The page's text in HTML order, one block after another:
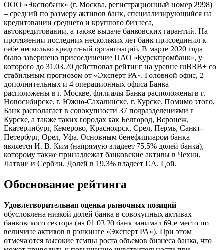
ООО «Экспобанк» (г. Москва, регистрационный номер 2998)
– средний по размеру активов банк, специализирующийся на
кредитовании среднего и крупного бизнеса,
автокредитовании, а также выдаче банковских гарантий. На
протяжении последних нескольких лет банк присоединил к
себе несколько кредитный организаций. В марте 2020 года
было завершено присоединение ПАО «Курскпромбанк», у
которого до 31.03.20 действовал рейтинг на уровне ruBBB+ со
стабильным прогнозом от «Эксперт РА». Головной офис, 2
дополнительных и 4 операционных офиса Банка
расположены в г. Москве, филиалы Банка расположены в г.
Новосибирске, г. Южно-Сахалинске, г. Курске. Помимо этого,
Банк располагает в совокупности 37 подразделениями в
Курске, а также таких городах как Белгород, Воронеж,
Екатеринбург, Кемерово, Красноярск, Орел, Пермь, Санкт-
Петербург, Орел, Уфа. Основным бенефициаром банка
является И. В. Ким (напрямую владеет 75,5% долей банка),
которому также принадлежат банковские активы в Чехии,
Латвии и Сербии. Долей в 19,3% владеет Г.А. Цой.
Обоснование рейтинга
Удовлетворительная оценка рыночных позиций
обусловлена низкой долей банка в совокупных активах
банковского сектора (на 01.03.20 банк занимал 69-е место по
величине активов в рэнкинге «Эксперт РА»). При этом
отмечаются высокие темпы роста объемов бизнеса банка, что